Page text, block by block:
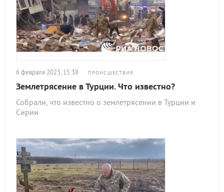
6 февраля 2023, 15:38 ПРОИСШЕСТВИЯ
Землетрясение в Турции. Что известно?
Собрали, что известно о землетрясении в Турции и
Сирии